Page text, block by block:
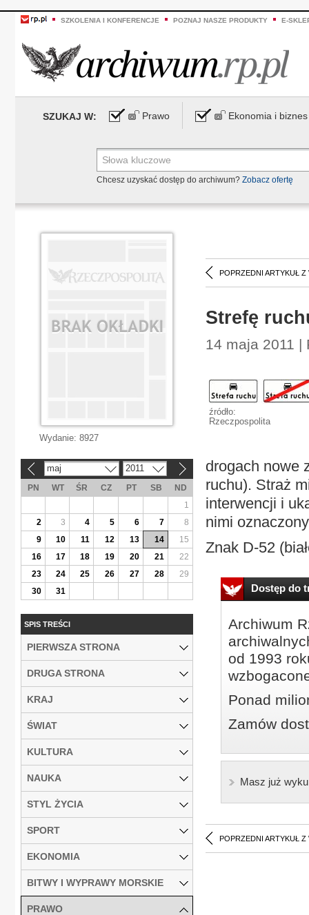
SZKOLENIA I KONFERENCJE POZNAJ NASZE PRODUKTY E-
SZUKAJ W: Prawo Ekonomia i biznes
Chcesz uzyskać dostęp do archiwum? Zobacz ofertę
POPRZEDNI ARTYKUŁ Z
Strefę
14 maja 2011 |
źródło:
Rzeczpospolita
drogach nowe
ruchu). Straż
interwencji i
nimi
Znak D-52
Dostęp do
Archiwum
od 1993
Ponad
Zamów
Masz już
POPRZEDNI ARTYKUŁ Z
Wydanie: 8927
maj 2011
PN WT ŚR CZ PT SB
ND
1
2
3 4 5 6 7
8
9
10 11 12 13 14
15
16
17 18 19 20 21
22
23
24 25 26 27 28
29
30
31
SPIS TREŚCI
PIERWSZA STRONA
DRUGA STRONA
KRAJ
ŚWIAT
KULTURA
NAUKA
STYL ŻYCIA
SPORT
EKONOMIA
BITWY I WYPRAWY MORSKIE
PRAWO